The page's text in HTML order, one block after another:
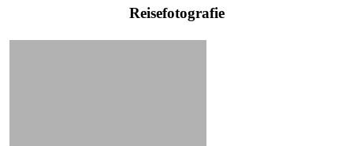
Reisefotografie